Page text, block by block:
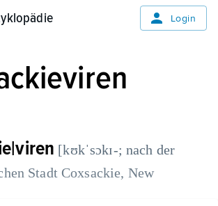
Login
[kʊkˈsɔkɪ-; nach der
Stadt Coxsackie, New